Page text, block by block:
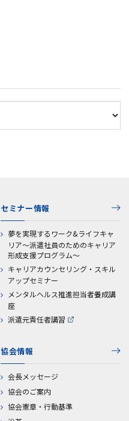
セミナー情報
夢を実現するワーク&ライフキャ
リア～派遣社員のためのキャリア
形成支援プログラム～
キャリアカウンセリング・スキル
アップセミナー
メンタルヘルス推進担当者養成講
座
派遣元責任者講習
協会情報
会長メッセージ
協会のご案内
協会憲章・行動基準